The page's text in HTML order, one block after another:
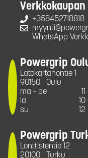
+358452718818
WhatsApp
Powergrip
Latokartanontie 1
90150
Oulu
ma - pe
la
su
Powergrip
Lonttistentie 12
20100
Turku